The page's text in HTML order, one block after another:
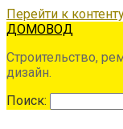
Перейти к
ДОМОВОД
Строительство,
дизайн.
Поиск: